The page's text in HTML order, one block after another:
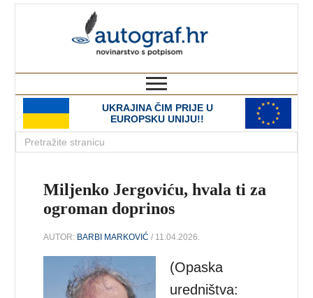
UKRAJINA ČIM PRIJE U
EUROPSKU UNIJU!!
Miljenko Jergoviću, hvala ti za
ogroman doprinos
AUTOR: BARBI MARKOVIĆ / 11.04.2026.
(Opaska
uredništva: